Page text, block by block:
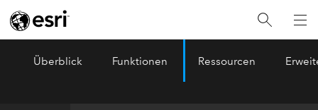
ArcGIS Pro
Überblick Funktionen Ressourcen